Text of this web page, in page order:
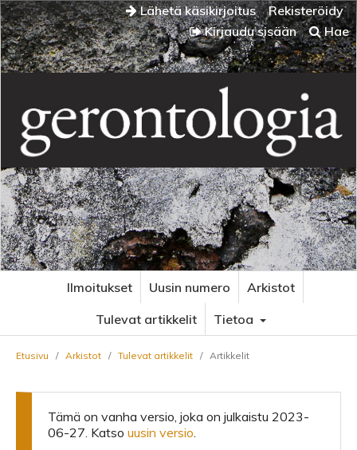
Lähetä käsikirjoitus
Rekisteröidy
Kirjaudu sisään
Hae
Ilmoitukset Uusin numero
Arkistot
Tulevat artikkelit
Tietoa
Etusivu / Arkistot / Tulevat artikkelit / Artikkelit
Tämä on vanha versio, joka on julkaistu 2023-
06-27. Katso uusin versio.